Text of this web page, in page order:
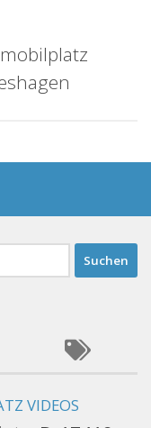
VIDEOS